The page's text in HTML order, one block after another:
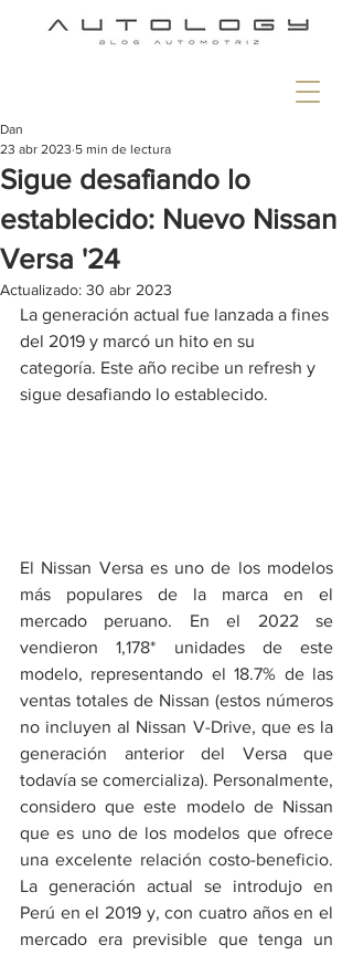
Sigue desafiando lo
establecido: Nuevo Nissan
Versa '24
Dan
23 abr 2023 5 min de lectura
Actualizado: 30 abr 2023
La generación actual fue lanzada a fines
del 2019 y marcó un hito en su
categoría. Este año recibe un refresh y
sigue desafiando lo establecido.
El Nissan Versa es uno de los modelos
más populares de la marca en el
mercado peruano. En el 2022 se
vendieron 1,178* unidades de este
modelo, representando el 18.7% de las
ventas totales de Nissan (estos números
no incluyen al Nissan V-Drive, que es la
generación anterior del Versa que
todavía se comercializa). Personalmente,
considero que este modelo de Nissan
que es uno de los modelos que ofrece
una excelente relación costo-beneficio.
La generación actual se introdujo en
Perú en el 2019 y, con cuatro años en el